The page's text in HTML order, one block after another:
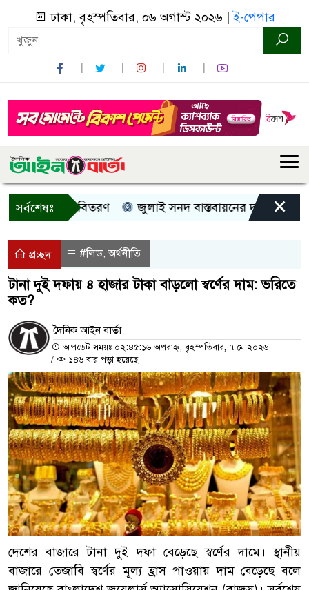
ঢাকা, বৃহস্পতিবার, ০৬ অগাস্ট ২০২৬ |ই-পেপার
সর্বশেষঃ
সহায়তা বিতরণ জুলাই সনদ বাস্তবায়নের দাবিতে×
প্রচ্ছদ #লিড,অর্থনীতি
টানা দুই দফায় ৪ হাজার টাকা বাড়লো স্বর্ণের দাম: ভরিতে
কত?
দৈনিক আইন বার্তা
আপডেট সময়ঃ ০২:৪৫:১৬ অপরাহ্ন, বৃহস্পতিবার, ৭ মে ২০২৬
/
১৪৬ বার পড়া হয়েছে
দেশের বাজারে টানা দুই দফা বেড়েছে স্বর্ণের দামে। স্থানীয়
বাজারে তেজাবি স্বর্ণের মূল্য হ্রাস পাওয়ায় দাম বেড়েছে বলে